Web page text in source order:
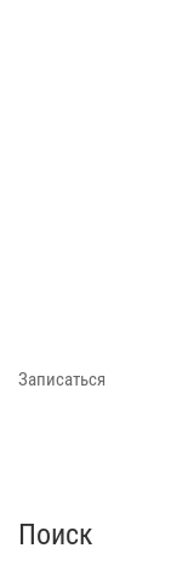
Записаться
Поиск